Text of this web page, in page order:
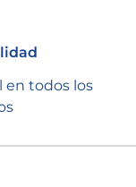
en todos los